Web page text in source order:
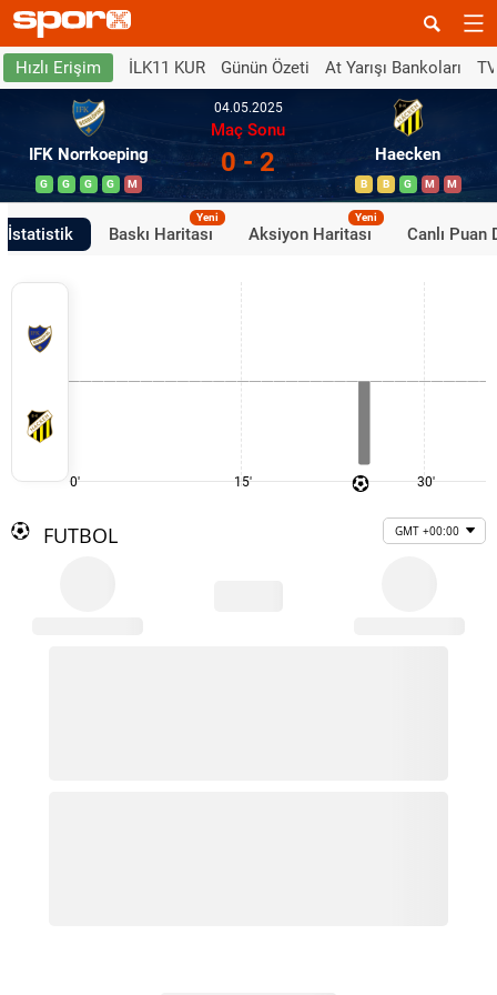
Hızlı Erişim İLK11 KUR Günün Özeti At Yarışı Bankoları
IFK Norrkoeping
G G G G M
04.05.2025
Maç Sonu
0 - 2 Haecken
B B G M M
İstatistik Baskı Haritası
Yeni
Aksiyon Haritası
Yeni
Canlı Puan
0' 15' 30'
FUTBOL GMT +00:00